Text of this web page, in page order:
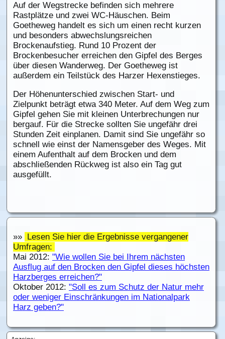
Auf der Wegstrecke befinden sich mehrere
Rastplätze und zwei WC-Häuschen. Beim
Goetheweg handelt es sich um einen recht kurzen
und besonders abwechslungsreichen
Brockenaufstieg. Rund 10 Prozent der
Brockenbesucher erreichen den Gipfel des Berges
über diesen Wanderweg. Der Goetheweg ist
außerdem ein Teilstück des Harzer Hexenstieges.
Der Höhenunterschied zwischen Start- und
Zielpunkt beträgt etwa 340 Meter. Auf dem Weg zum
Gipfel gehen Sie mit kleinen Unterbrechungen nur
bergauf. Für die Strecke sollten Sie ungefähr drei
Stunden Zeit einplanen. Damit sind Sie ungefähr so
schnell wie einst der Namensgeber des Weges. Mit
einem Aufenthalt auf dem Brocken und dem
abschließenden Rückweg ist also ein Tag gut
ausgefüllt.
»» Lesen Sie hier die Ergebnisse vergangener
Umfragen:
Mai 2012: "Wie wollen Sie bei Ihrem nächsten
Ausflug auf den Brocken den Gipfel dieses höchsten
Harzberges erreichen?"
Oktober 2012: "Soll es zum Schutz der Natur mehr
oder weniger Einschränkungen im Nationalpark
Harz geben?"